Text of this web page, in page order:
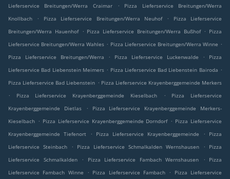
Lieferservice Breitungen/Werra Craimar
.
Pizza Lieferservice Breitungen/Werra
Knollbach
. Pizza Lieferservice Breitungen/Werra Neuhof .
Pizza Lieferservice
Breitungen/Werra Hauenhof
. Pizza Lieferservice Breitungen/Werra Bußhof . Pizza
Lieferservice Breitungen/Werra Wahles . Pizza Lieferservice Breitungen/Werra Winne .
Pizza Lieferservice Breitungen/Werra
. Pizza Lieferservice Luckenwalde .
Pizza
Lieferservice Bad Liebenstein Meimers . Pizza Lieferservice Bad Liebenstein Bairoda .
Pizza Lieferservice Bad Liebenstein . Pizza Lieferservice Krayenberggemeinde Merkers
.
Pizza Lieferservice Krayenberggemeinde Kieselbach .
Pizza Lieferservice
Krayenberggemeinde Dietlas
.
Pizza Lieferservice Krayenberggemeinde Merkers-
Kieselbach . Pizza Lieferservice Krayenberggemeinde Dorndorf . Pizza Lieferservice
Krayenberggemeinde Tiefenort
. Pizza Lieferservice Krayenberggemeinde .
Pizza
Lieferservice Steinbach
. Pizza Lieferservice Schmalkalden Wernshausen .
Pizza
Lieferservice Schmalkalden
. Pizza Lieferservice Fambach Wernshausen .
Pizza
Lieferservice Fambach Winne
. Pizza Lieferservice Fambach . Pizza Lieferservice